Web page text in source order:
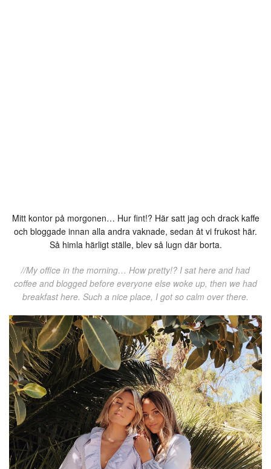
Mitt kontor på morgonen… Hur fint!? Här satt jag och drack kaffe
och bloggade innan alla andra vaknade, sedan åt vi frukost här.
Så himla härligt ställe, blev så lugn där borta.
//My office in the morning… How pretty!? I sat here and had
coffee and blogged before everyone else woke up, then we had
breakfast here. Such a nice place, I got so calm over there.